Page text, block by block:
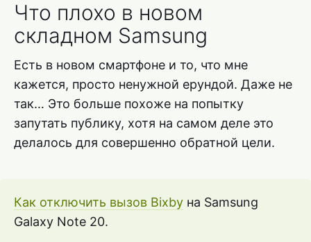
Что плохо в новом
складном Samsung
Есть в новом смартфоне и то, что мне
кажется, просто ненужной ерундой. Даже не
так… Это больше похоже на попытку
запутать публику, хотя на самом деле это
делалось для совершенно обратной цели.
Как отключить вызов Bixby на Samsung
Galaxy Note 20.